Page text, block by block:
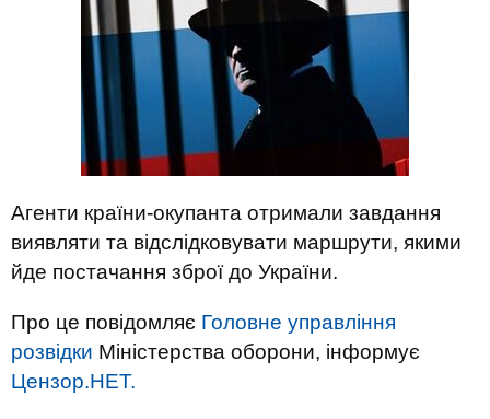
Агенти країни-окупанта отримали завдання
виявляти та відслідковувати маршрути, якими
йде постачання зброї до України.
Про це повідомляє Головне управління
розвідки Міністерства оборони, інформує
Цензор.НЕТ.